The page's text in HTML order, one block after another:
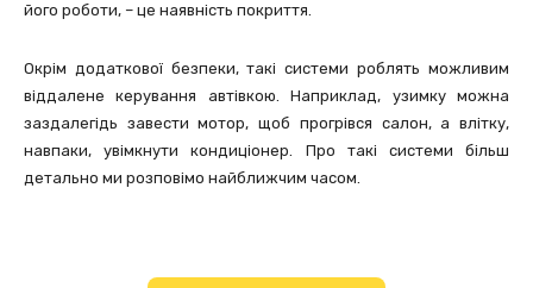
його роботи, – це наявність покриття.
Окрім додаткової безпеки, такі системи роблять можливим
віддалене керування автівкою. Наприклад, узимку можна
заздалегідь завести мотор, щоб прогрівся салон, а влітку,
навпаки, увімкнути кондиціонер. Про такі системи більш
детально ми розповімо найближчим часом.